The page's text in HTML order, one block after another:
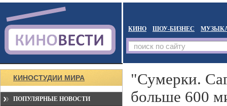
КИНО ШОУ-БИЗНЕС
КИНОСТУДИИ МИРА
ПОПУЛЯРНЫЕ НОВОСТИ
"Сумерки.
больше 600